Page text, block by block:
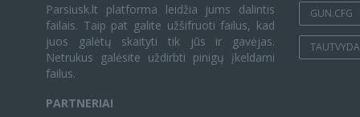
Parsiusk.lt platforma leidžia jums dalintis
failais. Taip pat galite užšifruoti failus, kad
juos galėtų skaityti tik jūs ir gavėjas.
Netrukus galėsite uždirbti pinigų įkeldami
failus.
PARTNERIAI
GUN.CFG